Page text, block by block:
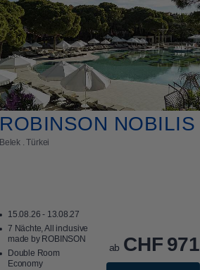
ROBINSON NOBILIS
Belek . Türkei
15.08.26 - 13.08.27
7 Nächte, All inclusive
made by ROBINSON
Double Room
Economy
ab CHF 971